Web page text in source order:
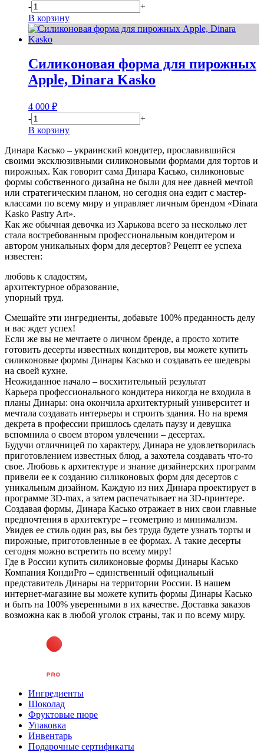
-
+
В корзину
Силиконовая форма для пирожных
Apple, Dinara Kasko
4 000 ₽
-
+
В корзину
Динара Касько – украинский кондитер, прославившийся
своими эксклюзивными силиконовыми формами для тортов и
пирожных. Как говорит сама Динара Касько, силиконовые
формы собственного дизайна не были для нее давней мечтой
или стратегическим планом, но сегодня она ездит с мастер-
классами по всему миру и управляет личным брендом «Dinara
Kasko Pastry Art».
Как же обычная девочка из Харькова всего за несколько лет
стала востребованным профессиональным кондитером и
автором уникальных форм для десертов? Рецепт ее успеха
известен:
любовь к сладостям,
архитектурное образование,
упорный труд.
Смешайте эти ингредиенты, добавьте 100% преданность делу
и вас ждет успех!
Если же вы не мечтаете о личном бренде, а просто хотите
готовить десерты известных кондитеров, вы можете купить
силиконовые формы Динары Касько и создавать ее шедевры
на своей кухне.
Неожиданное начало – восхитительный результат
Карьера профессионального кондитера никогда не входила в
планы Динары: она окончила архитектурный университет и
мечтала создавать интерьеры и строить здания. Но на время
декрета в профессии пришлось сделать паузу и девушка
вспомнила о своем втором увлечении – десертах.
Будучи отличницей по характеру, Динара не удовлетворилась
приготовлением известных блюд, а захотела создавать что-то
свое. Любовь к архитектуре и знание дизайнерских программ
привели ее к созданию силиконовых форм для десертов с
уникальным дизайном. Каждую из них Динара проектирует в
программе 3D-max, а затем распечатывает на 3D-принтере.
Создавая формы, Динара Касько отражает в них свои главные
предпочтения в архитектуре – геометрию и минимализм.
Увидев ее стиль один раз, вы без труда будете узнать торты и
пирожные, приготовленные в ее формах. А такие десерты
сегодня можно встретить по всему миру!
Где в России купить силиконовые формы Динары Касько
Компания КондиPro – единственный официальный
представитель Динары на территории России. В нашем
интернет-магазине вы можете купить формы Динары Касько
и быть на 100% уверенными в их качестве. Доставка заказов
возможна как в любой уголок страны, так и по всему миру.
Ингредиенты
Шоколад
Фруктовые пюре
Упаковка
Инвентарь
Подарочные сертификаты